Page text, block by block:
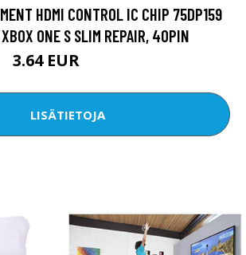
HDMI CONTROL IC CHIP 75DP159
ONE S SLIM REPAIR, 40PIN
3.64 EUR
LISÄTIETOJA